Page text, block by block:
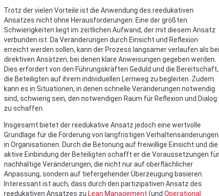
Trotz der vielen Vorteile ist die Anwendung des reedukativen
Ansatzes nicht ohne Herausforderungen. Eine der größten
Schwierigkeiten liegt im zeitlichen Aufwand, der mit diesem Ansatz
verbunden ist. Da Veränderungen durch Einsicht und Reflexion
erreicht werden sollen, kann der Prozess langsamer verlaufen als bei
direktiven Ansätzen, bei denen klare Anweisungen gegeben werden.
Dies erfordert von den Führungskräften Geduld und die Bereitschaft,
die Beteiligten auf ihrem individuellen Lernweg zu begleiten. Zudem
kann es in Situationen, in denen schnelle Veränderungen notwendig
sind, schwierig sein, den notwendigen Raum für Reflexion und Dialog
zu schaffen.
Insgesamt bietet der reedukative Ansatz jedoch eine wertvolle
Grundlage für die Förderung von langfristigen Verhaltensänderungen
in Organisationen. Durch die Betonung auf freiwillige Einsicht und die
aktive Einbindung der Beteiligten schafft er die Voraussetzungen für
nachhaltige Veränderungen, die nicht nur auf oberflächlicher
Anpassung, sondern auf tiefergehender Überzeugung basieren.
Interessant ist auch, dass durch den partizipativen Ansatz des
reedukativen Ansatzes zu Lean Management (und Operational